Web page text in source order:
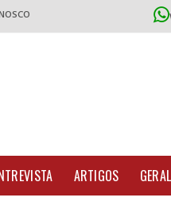
ARTIGOS GERAL